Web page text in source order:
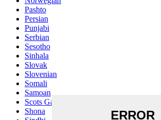
Pashto
Persian
Punjabi
Serbian
Sesotho
Sinhala
Slovak
Slovenian
Somali
Samoan
Scots Gaelic
Shona